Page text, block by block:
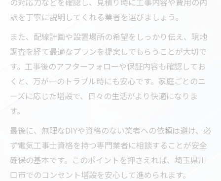
訳を丁寧に説明してくれる業者を選びましょう。
また、配線計画や設置場所の希望をしっかり伝え、現地
調査を経て最適なプランを提案してもらうことが大切で
す。工事後のアフターフォローや保証内容も確認してお
くと、万が一のトラブル時にも安心です。家庭ごとのニ
ーズに応じた増設で、日々の生活がより快適になりま
す。
最後に、無理なDIYや資格のない業者への依頼は避け、必
ず電気工事士資格を持つ専門業者に相談することが安全
確保の基本です。このポイントを押さえれば、埼玉県川
口市でのコンセント増設を安心して進められます。